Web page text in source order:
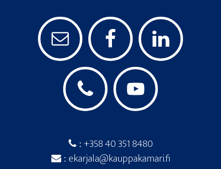
: +358 40 351 8480
: ekarjala@kauppakamari.fi